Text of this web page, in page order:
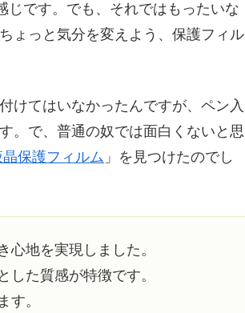
じです。でも、それではもったいな
ょっと気分を変えよう、保護フィル
けてはいなかったんですが、ペン入
。で、普通の奴では面白くないと思
保護フィルム 」を見つけたのでし
地を実現しました。
た質感が特徴です。
す。